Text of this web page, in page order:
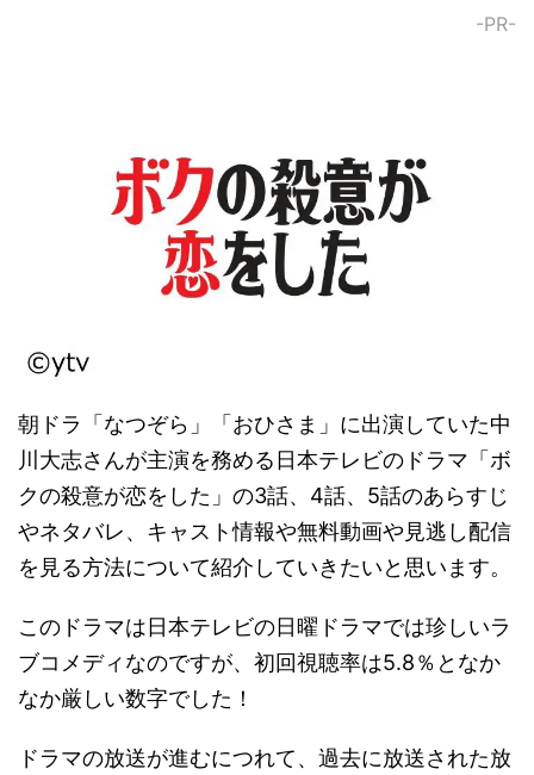
-PR-
朝ドラ「なつぞら」「おひさま」に出演していた中
川大志さんが主演を務める日本テレビのドラマ「ボ
クの殺意が恋をした」の3話、4話、5話のあらすじ
やネタバレ、キャスト情報や無料動画や見逃し配信
を見る方法について紹介していきたいと思います。
このドラマは日本テレビの日曜ドラマでは珍しいラ
ブコメディなのですが、初回視聴率は5.8％となか
なか厳しい数字でした！
ドラマの放送が進むにつれて、過去に放送された放